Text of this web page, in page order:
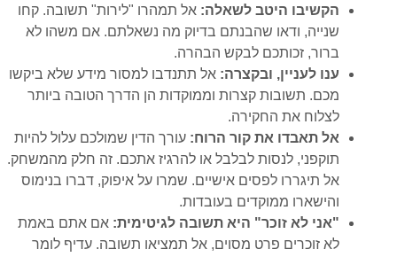
הקשיבו היטב לשאלה: אל תמהרו "לירות" תשובה. קחו
שנייה, ודאו שהבנתם בדיוק מה נשאלתם. אם משהו לא
ברור, זכותכם לבקש הבהרה.
ענו לעניין, ובקצרה: אל תתנדבו למסור מידע שלא ביקשו
מכם. תשובות קצרות וממוקדות הן הדרך הטובה ביותר
לצלוח את החקירה.
אל תאבדו את קור הרוח: עורך הדין שמולכם עלול להיות
תוקפני, לנסות לבלבל או להרגיז אתכם. זה חלק מהמשחק.
אל תיגררו לפסים אישיים. שמרו על איפוק, דברו בנימוס
והישארו ממוקדים בעובדות.
"אני לא זוכר" היא תשובה לגיטימית: אם אתם באמת
לא זוכרים פרט מסוים, אל תמציאו תשובה. עדיף לומר